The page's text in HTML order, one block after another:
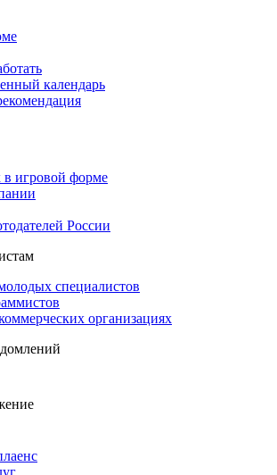
календарь
игровой форме
России
специалистов
организациях